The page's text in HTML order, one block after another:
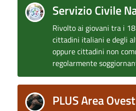
Servizio Civile
Rivolto ai giovani tra i
cittadini italiani e degli
oppure cittadini non
regolarmente
PLUS Area Ovest